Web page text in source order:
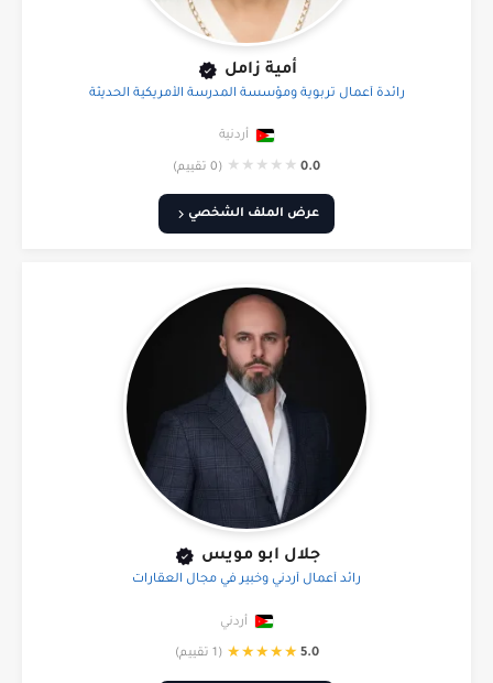
أمية زامل
رائدة أعمال تربوية ومؤسسة المدرسة الأمريكية الحديثة
أردنية
0.0
★
★
★
★
★ (0 تقييم)
عرض الملف الشخصي
جلال ابو مويس
رائد أعمال أردني وخبير في مجال العقارات
أردني
5.0
★
★
★
★
★ (1 تقييم)